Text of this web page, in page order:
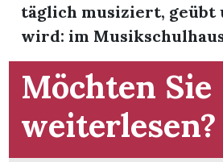
täglich musiziert, geübt
wird: im Musikschulhaus
Möchten Sie
weiterlesen?